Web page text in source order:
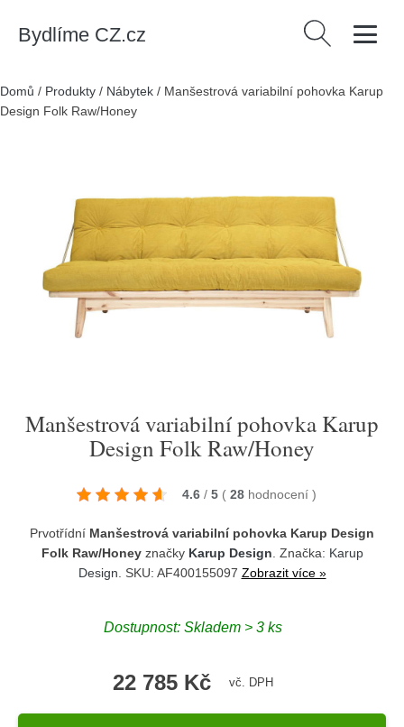
Bydlíme CZ.cz Vyhledávání
Domů / Produkty / Nábytek / Manšestrová variabilní pohovka Karup
Design Folk Raw/Honey
Manšestrová variabilní pohovka Karup
Design Folk Raw/Honey
4.6 / 5 ( 28 hodnocení )
Prvotřídní Manšestrová variabilní pohovka Karup Design
Folk Raw/Honeyznačky Karup Design . Značka: Karup
Design . SKU: AF400155097 Zobrazit více »
Dostupnost: Skladem > 3 ks
22 785 Kč vč. DPH